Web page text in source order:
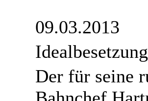
09.03.2013
Der für seine